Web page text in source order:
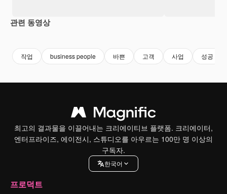
관련 동영상
작업 business people 바쁜 고객 사업 성공
최고의 결과물을 이끌어내는 크리에이티브 플랫폼. 크리에이터,
엔터프라이즈, 에이전시, 스튜디오를 아우르는 100만 명 이상의
구독자.
한국어
프로덕트